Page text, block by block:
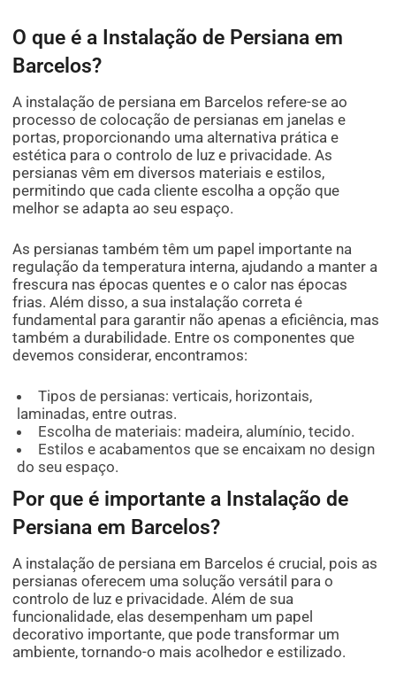
O que é a Instalação de Persiana em
Barcelos?
A instalação de persiana em Barcelos refere-se ao
processo de colocação de persianas em janelas e
portas, proporcionando uma alternativa prática e
estética para o controlo de luz e privacidade. As
persianas vêm em diversos materiais e estilos,
permitindo que cada cliente escolha a opção que
melhor se adapta ao seu espaço.
As persianas também têm um papel importante na
regulação da temperatura interna, ajudando a manter a
frescura nas épocas quentes e o calor nas épocas
frias. Além disso, a sua instalação correta é
fundamental para garantir não apenas a eficiência, mas
também a durabilidade. Entre os componentes que
devemos considerar, encontramos:
Tipos de persianas: verticais, horizontais,
laminadas, entre outras.
Escolha de materiais: madeira, alumínio, tecido.
Estilos e acabamentos que se encaixam no design
do seu espaço.
Por que é importante a Instalação de
Persiana em Barcelos?
A instalação de persiana em Barcelos é crucial, pois as
persianas oferecem uma solução versátil para o
controlo de luz e privacidade. Além de sua
funcionalidade, elas desempenham um papel
decorativo importante, que pode transformar um
ambiente, tornando-o mais acolhedor e estilizado.